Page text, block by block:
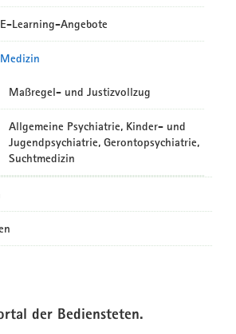
Learning-Angebote
Maßregel- und Justizvollzug
Allgemeine Psychiatrie, Kinder- und
Jugendpsychiatrie, Gerontopsychiatrie,
Suchtmedizin
der Bediensteten.